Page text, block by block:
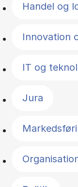
Handel og
Innovation
IT og
Jura